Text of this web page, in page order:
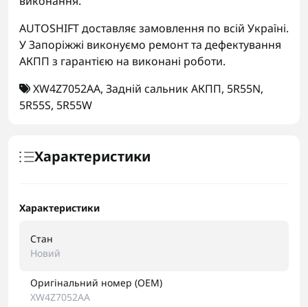
AUTOSHIFT доставляє замовлення по всій Україні.
У Запоріжжі виконуємо ремонт та дефектування
АКПП з гарантією на виконані роботи.
XW4Z7052AA, Задній сальник АКПП, 5R55N,
5R55S, 5R55W
Характеристики
Характеристики
Стан
Новий
Оригінальний номер (OEM)
XW4Z7052AA